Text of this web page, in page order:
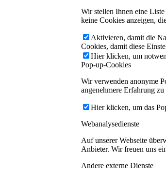
Wir stellen Ihnen eine
keine Cookies anzeigen,
Aktivieren, damit die
Cookies, damit diese
Hier klicken, um
Pop-up-Cookies
Wir verwenden anonyme
angenehmere Erfahrung
Hier klicken, um das
Webanalysedienste
Auf unserer Webseite
Anbieter. Wir freuen uns
Andere externe Dienste